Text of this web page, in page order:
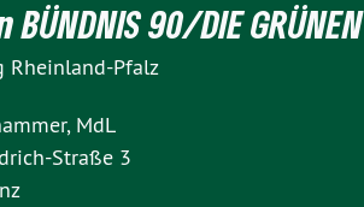
90/DIE GRÜNEN
Rheinland-Pfalz
MdL
Straße 3